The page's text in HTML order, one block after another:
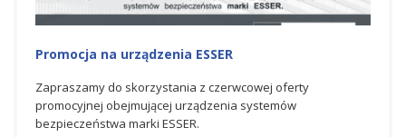
Promocja na urządzenia ESSER
Zapraszamy do skorzystania z czerwcowej oferty
promocyjnej obejmującej urządzenia systemów
bezpieczeństwa marki ESSER.